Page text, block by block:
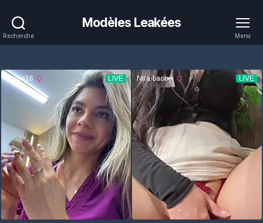
Recherche
Modèles Leakées
Menu